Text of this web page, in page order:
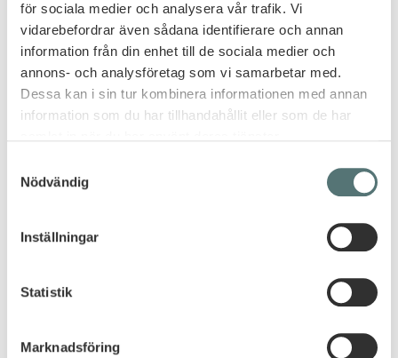
för sociala medier och analysera vår trafik. Vi
vidarebefordrar även sådana identifierare och annan
information från din enhet till de sociala medier och
annons- och analysföretag som vi samarbetar med.
Dessa kan i sin tur kombinera informationen med annan
information som du har tillhandahållit eller som de har
Nödvändig
Inställningar
Statistik
Marknadsföring
LEDARSKAPSPROGRAMMET
EXKLUSIVT MED ELAINE EKSVÄRD